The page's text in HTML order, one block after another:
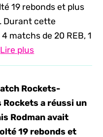
19 rebonds et plus
Durant cette
matchs de 20 REB, 1
Lire plus
Rockets-
Rockets a réussi un
Rodman avait
19 rebonds et